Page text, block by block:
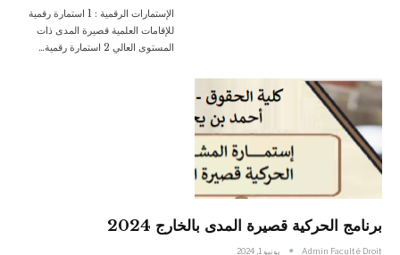
الإستمارات الرقمية : 1 استمارة رقمية
للإقامات العلمية قصيرة المدى ذات
المستوى العالي 2 استمارة رقمية…
برنامج الحركية قصيرة المدى بالخارج 2024
Admin Faculté Droit يونيو 1, 2024